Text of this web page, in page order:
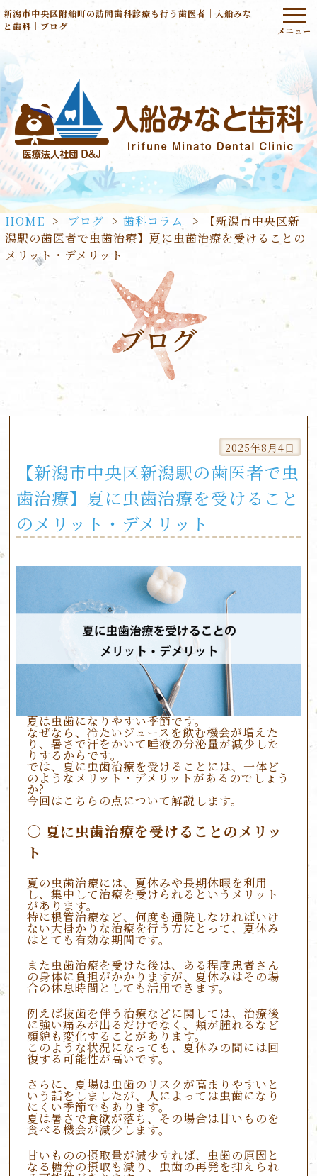
新潟市中央区附船町の訪問歯科診療も行う歯医者｜入船みな
と歯科｜ブログ
HOME > ブログ > 歯科コラム >
【新潟市中央区新
潟駅の歯医者で虫歯治療】夏に虫歯治療を受けることの
メリット・デメリット
ブログ
2025年8月4日
【新潟市中央区新潟駅の歯医者で虫
歯治療】夏に虫歯治療を受けること
のメリット・デメリット
夏は虫歯になりやすい季節です。
なぜなら、冷たいジュースを飲む機会が増えた
り、暑さで汗をかいて唾液の分泌量が減少した
りするからです。
では、夏に虫歯治療を受けることには、一体ど
のようなメリット・デメリットがあるのでしょう
か?
今回はこちらの点について解説します。
夏に虫歯治療を受けることのメリッ
ト
夏の虫歯治療には、夏休みや長期休暇を利用
し、集中して治療を受けられるというメリット
があります。
特に根管治療など、何度も通院しなければいけ
ない大掛かりな治療を行う方にとって、夏休み
はとても有効な期間です。
また虫歯治療を受けた後は、ある程度患者さん
の身体に負担がかかりますが、夏休みはその場
合の休息時間としても活用できます。
例えば抜歯を伴う治療などに関しては、治療後
に強い痛みが出るだけでなく、頬が腫れるなど
顔貌も変化することがあります。
このような状況になっても、夏休みの間には回
復する可能性が高いです。
さらに、夏場は虫歯のリスクが高まりやすいと
いう話をしましたが、人によっては虫歯になり
にくい季節でもあります。
夏は暑さで食欲が落ち、その場合は甘いものを
食べる機会が減少します。
甘いものの摂取量が減少すれば、虫歯の原因と
なる糖分の摂取も減り、虫歯の再発を抑えられ